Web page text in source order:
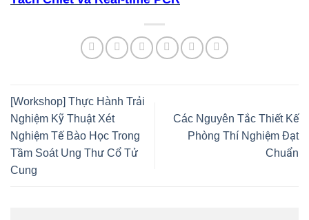
[Workshop] Thực Hành Trải
Nghiệm Kỹ Thuật Xét
Nghiệm Tế Bào Học Trong
Tầm Soát Ung Thư Cổ Tử
Cung
Các Nguyên Tắc Thiết Kế
Phòng Thí Nghiệm Đạt
Chuẩn